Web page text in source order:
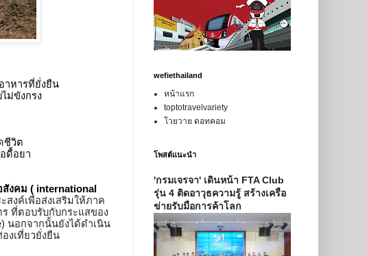
าหารที่ยั่งยืน
ม่ขังกรง
ชีวิต
ดื้อยา
งคม ( international
สงค์เพื่อส่งเสริมให้ภาค
ที่ตอบรับกับกระแสของ
นอกจากนั้นยังได้ดำเนิน
งเที่ยวยั่งยืน
wefiethailand
หน้าแรก
toptotravelvariety
โวยวาย ดอทคอม
โพสต์แนะนำ
'กรมเจรจา' เดินหน้า FTA Club
รุ่น 4 ติดอาวุธความรู้ สร้างเครือ
ข่ายรับมือการค้าโลก